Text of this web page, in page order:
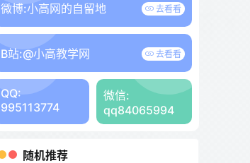
微博:小高网的自留地 去看看
B站:@小高教学网 去看看
QQ:
995113774
微信:
qq84065994
随机推荐